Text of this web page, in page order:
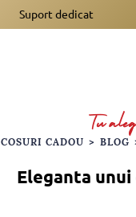
Suport dedicat
COSURI CADOU > BLOG
Eleganta unui